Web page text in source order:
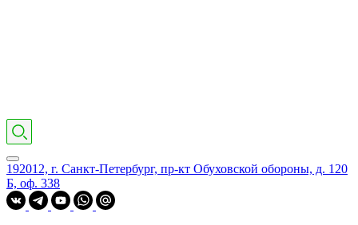
192012, г. Санкт-Петербург, пр-кт Обуховской обороны, д. 120
Б, оф. 338